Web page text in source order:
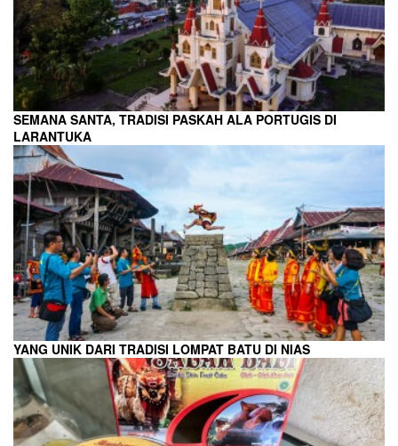
SEMANA SANTA, TRADISI PASKAH ALA PORTUGIS DI
LARANTUKA
YANG UNIK DARI TRADISI LOMPAT BATU DI NIAS